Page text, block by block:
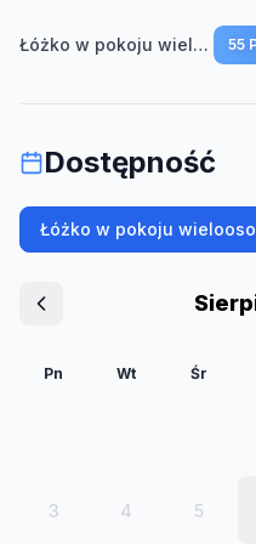
Łóżko w pokoju wieloosobowym dla 8 osób 55
Dostępność
Łóżko w pokoju
Pn Wt Śr
3 4 5